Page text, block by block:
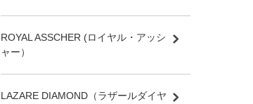
ROYAL ASSCHER (ロイヤル・アッシ
ャー）
LAZARE DIAMOND（ラザールダイヤ